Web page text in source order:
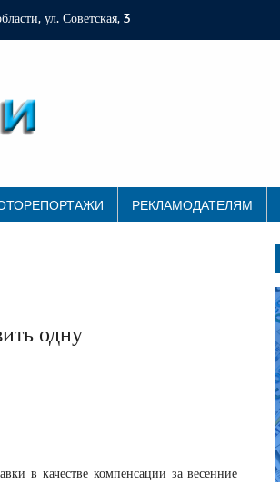
ул. Советская, 3
РЕКЛАМОДАТЕЛЯМ
одну
в качестве компенсации за весенние